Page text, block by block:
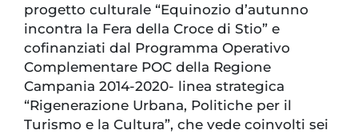
progetto culturale “Equinozio d’autunno
incontra la Fera della Croce di Stio” e
cofinanziati dal Programma Operativo
Complementare POC della Regione
Campania 2014-2020- linea strategica
“Rigenerazione Urbana, Politiche per il
Turismo e la Cultura”, che vede coinvolti sei